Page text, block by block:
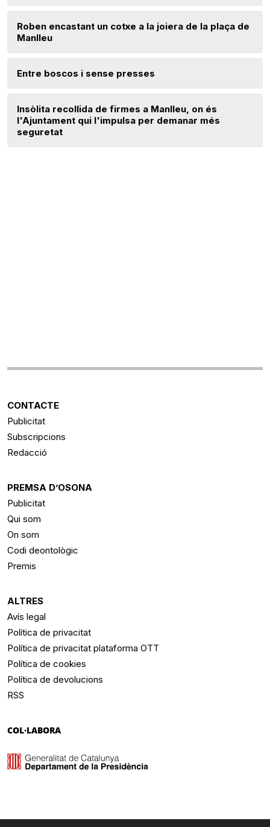
Roben encastant un cotxe a la joiera de la plaça de
Manlleu
Entre boscos i sense presses
Insòlita recollida de firmes a Manlleu, on és
l'Ajuntament qui l'impulsa per demanar més
seguretat
CONTACTE
Publicitat
Subscripcions
Redacció
PREMSA D’OSONA
Publicitat
Qui som
On som
Codi deontològic
Premis
ALTRES
Avís legal
Política de privacitat
Política de privacitat plataforma OTT
Política de cookies
Política de devolucions
RSS
COL·LABORA